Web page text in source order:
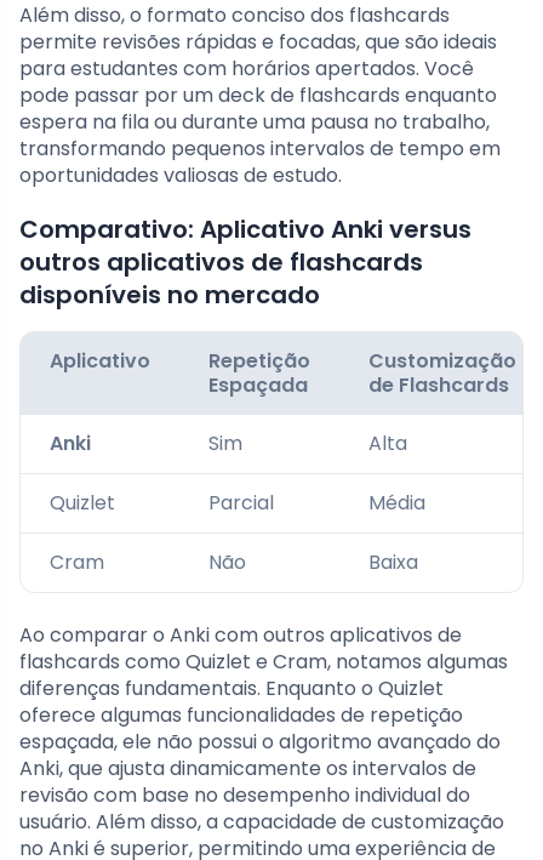
Além disso, o formato conciso dos flashcards
permite revisões rápidas e focadas, que são ideais
para estudantes com horários apertados. Você
pode passar por um deck de flashcards enquanto
espera na fila ou durante uma pausa no trabalho,
transformando pequenos intervalos de tempo em
oportunidades valiosas de estudo.
Comparativo: Aplicativo Anki versus
outros aplicativos de flashcards
disponíveis no mercado
Aplicativo
Repetição
Espaçada
Customização
de Flashcards
Anki Sim Alta
Quizlet Parcial Média
Cram Não Baixa
Ao comparar o Anki com outros aplicativos de
flashcards como Quizlet e Cram, notamos algumas
diferenças fundamentais. Enquanto o Quizlet
oferece algumas funcionalidades de repetição
espaçada, ele não possui o algoritmo avançado do
Anki, que ajusta dinamicamente os intervalos de
revisão com base no desempenho individual do
usuário. Além disso, a capacidade de customização
no Anki é superior, permitindo uma experiência de